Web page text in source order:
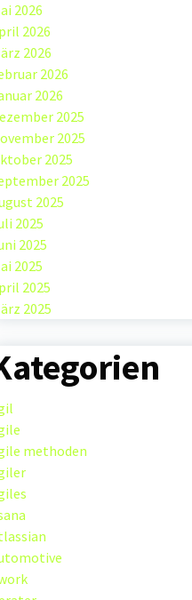
2026
2026
2026
2026
2026
2025
2025
2025
2025
2025
2025
2025
2025
2025
2025
methoden